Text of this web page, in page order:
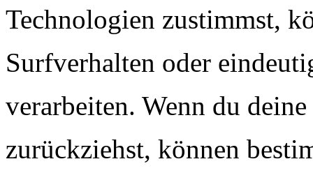
Technologien zustimmst,
Surfverhalten oder
verarbeiten. Wenn du
zurückziehst, können